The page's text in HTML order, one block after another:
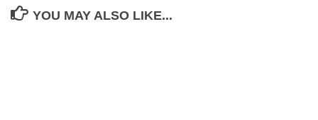
YOU MAY ALSO LIKE...